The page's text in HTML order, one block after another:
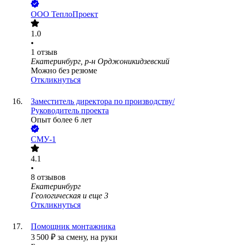
ООО ТеплоПроект
1.0
•
1 отзыв
Екатеринбург, р-н Орджоникидзевский
Можно без резюме
Откликнуться
Заместитель директора по производству/
Руководитель проекта
Опыт более 6 лет
СМУ-1
4.1
•
8 отзывов
Екатеринбург
Геологическая и еще 3
Откликнуться
Помощник монтажника
3 500 ₽ за смену, на руки